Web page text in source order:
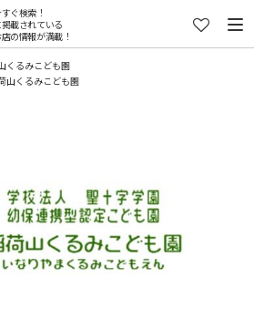
ぐ検索！
載されている
の情報が満載！
くるみこども園
山くるみこども園